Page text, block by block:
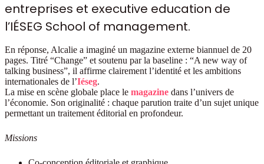
entreprises et executive education de
l’IÉSEG School of management.
En réponse, Alcalie a imaginé un magazine externe biannuel de 20
pages. Titré “Change” et soutenu par la baseline : “A new way of
talking business”, il affirme clairement l’identité et les ambitions
internationales de l’Iéseg.
La mise en scène globale place le magazine dans l’univers de
l’économie. Son originalité : chaque parution traite d’un sujet unique
permettant un traitement éditorial en profondeur.
Missions